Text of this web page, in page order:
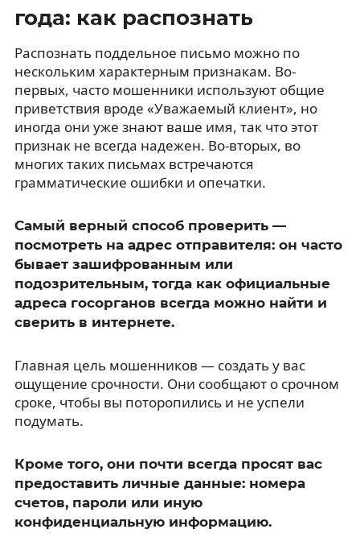
года: как распознать
Распознать поддельное письмо можно по
нескольким характерным признакам. Во-
первых, часто мошенники используют общие
приветствия вроде «Уважаемый клиент», но
иногда они уже знают ваше имя, так что этот
признак не всегда надежен. Во-вторых, во
многих таких письмах встречаются
грамматические ошибки и опечатки.
Самый верный способ проверить —
посмотреть на адрес отправителя: он часто
бывает зашифрованным или
подозрительным, тогда как официальные
адреса госорганов всегда можно найти и
сверить в интернете.
Главная цель мошенников — создать у вас
ощущение срочности. Они сообщают о срочном
сроке, чтобы вы поторопились и не успели
подумать.
Кроме того, они почти всегда просят вас
предоставить личные данные: номера
счетов, пароли или иную
конфиденциальную информацию.